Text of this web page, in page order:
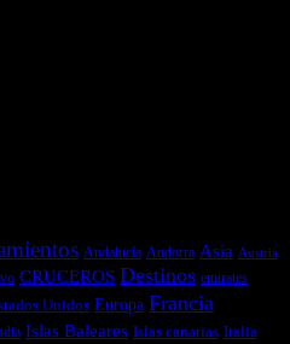
Andalucía Andorra Asia Austria
CRUCEROS Destinos emirates
Unidos Europa Francia
Islas Baleares Islas canarias Italia